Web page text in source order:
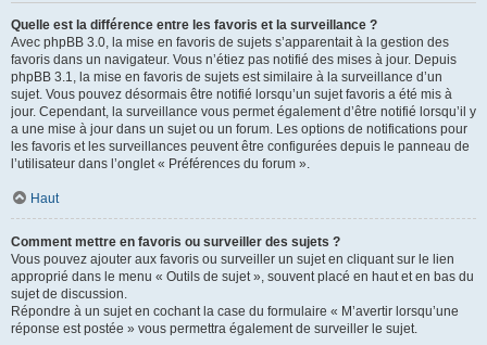
Quelle est la différence entre les favoris et la surveillance ?
Avec phpBB 3.0, la mise en favoris de sujets s’apparentait à la gestion des
favoris dans un navigateur. Vous n’étiez pas notifié des mises à jour. Depuis
phpBB 3.1, la mise en favoris de sujets est similaire à la surveillance d’un
sujet. Vous pouvez désormais être notifié lorsqu’un sujet favoris a été mis à
jour. Cependant, la surveillance vous permet également d’être notifié lorsqu’il y
a une mise à jour dans un sujet ou un forum. Les options de notifications pour
les favoris et les surveillances peuvent être configurées depuis le panneau de
l’utilisateur dans l’onglet « Préférences du forum ».
Haut
Comment mettre en favoris ou surveiller des sujets ?
Vous pouvez ajouter aux favoris ou surveiller un sujet en cliquant sur le lien
approprié dans le menu « Outils de sujet », souvent placé en haut et en bas du
sujet de discussion.
Répondre à un sujet en cochant la case du formulaire « M’avertir lorsqu’une
réponse est postée » vous permettra également de surveiller le sujet.